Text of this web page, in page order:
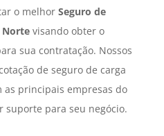
o melhor Seguro de
Nortevisando obter o
sua contratação. Nossos
de seguro de carga
principais empresas do
suporte para seu negócio.